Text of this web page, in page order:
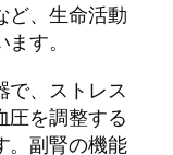
ど、生命活動
す。
で、ストレス
圧を調整する
。副腎の機能